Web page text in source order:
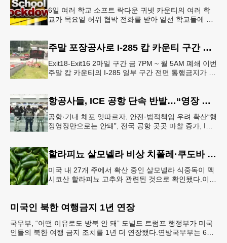
6일 여러 학교 소프트 락다운 귀넷 카운티의 여러 학
교가 목요일 허위 협박 전화를 받아 일선 학교들에 일
주말 포장공사로 I-285 캅 카운티 구간 통행금지
Exit18-Exit16 2마일 구간 금 7PM ~ 월 5AM 폐쇄 이번
주말 캅 카운티의 I-285 일부 구간 전면 통행금지가 시
항공사들, ICE 공항 단속 반발…“영장 없인 협조 불가”
공항·기내 체포 잇따르자, 안전·법적책임 우려 확산“행
정영장만으로는 안돼”, 전국 공항 곳곳 마찰 증가, ICE
할라피뇨 살모넬라 비상 치폴레·쿠도바 긴급 회수
미국 내 27개 주에서 확산 중인 살모넬라 식중독이 멕
시코산 할라피뇨 고추와 관련된 것으로 확인됐다.이에
미국인 북한 여행금지 1년 연장
국무부, “어떤 이유로도 방북 안 돼” 도널드 트럼프 행정부가 미국
인들의 북한 여행 금지 조치를 1년 더 연장했다.연방국무부는 6일